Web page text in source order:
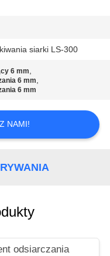
siarki LS-300
6 mm,
6 mm,
6 mm
NAMI!
odsiarczania